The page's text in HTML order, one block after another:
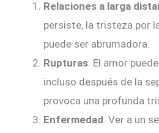
Relaciones a larga
persiste, la tristeza por
puede ser abrumadora.
Rupturas: El amor
incluso después de la
provoca una profunda
Enfermedad: Ver a un